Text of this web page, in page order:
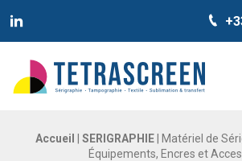
TETRASCREEN
Tetrascreen
Accueil SERIGRAPHIE|
Matériel de
Équipements, Encres et